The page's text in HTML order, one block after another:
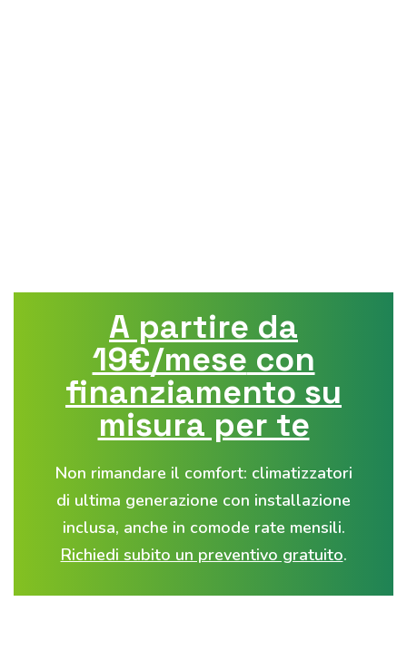
A partire da
19€/mese con
finanziamento su
misura per te
Non rimandare il comfort: climatizzatori
di ultima generazione con installazione
inclusa, anche in comode rate mensili.
Richiedi subito un preventivo gratuito.